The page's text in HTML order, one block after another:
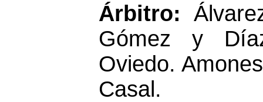
Árbitro:
Gómez y
Oviedo.
Casal.